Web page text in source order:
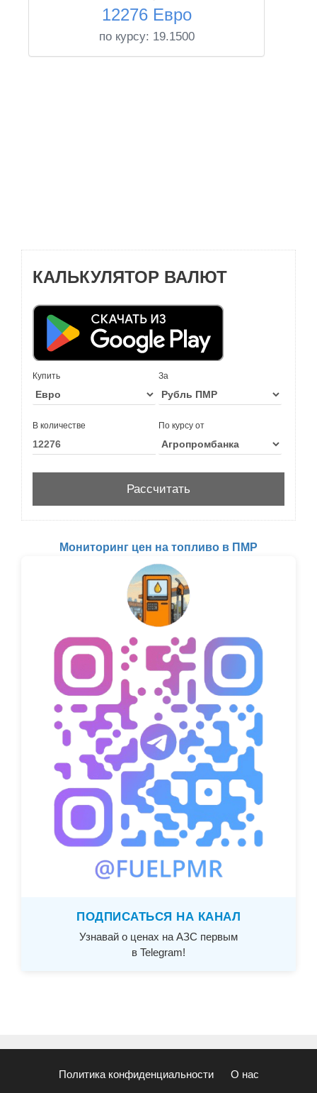
12276 Евро
по курсу: 19.1500
КАЛЬКУЛЯТОР ВАЛЮТ
Купить За
В количестве По курсу от
Мониторинг цен на топливо в ПМР
ПОДПИСАТЬСЯ НА КАНАЛ
Узнавай о ценах на АЗС первым
в Telegram!
Политика конфиденциальности О нас